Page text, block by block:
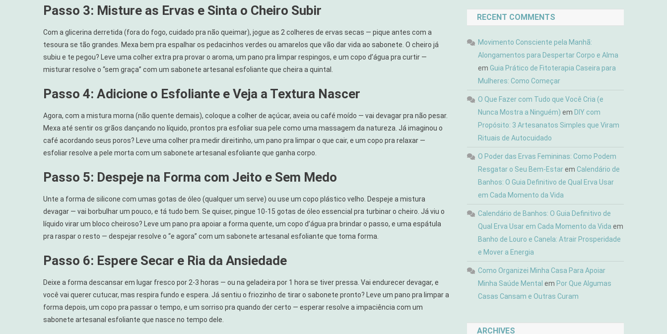
Passo 3: Misture as Ervas e Sinta o Cheiro Subir
Com a glicerina derretida (fora do fogo, cuidado pra não queimar), jogue as 2 colheres de ervas secas — pique antes com a
tesoura se tão grandes. Mexa bem pra espalhar os pedacinhos verdes ou amarelos que vão dar vida ao sabonete. O cheiro já
subiu e te pegou? Leve uma colher extra pra provar o aroma, um pano pra limpar respingos, e um copo d’água pra curtir —
misturar resolve o “sem graça” com um sabonete artesanal esfoliante que cheira a quintal.
Passo 4: Adicione o Esfoliante e Veja a Textura Nascer
Agora, com a mistura morna (não quente demais), coloque a colher de açúcar, aveia ou café moído — vai devagar pra não pesar.
Mexa até sentir os grãos dançando no líquido, prontos pra esfoliar sua pele como uma massagem da natureza. Já imaginou o
café acordando seus poros? Leve uma colher pra medir direitinho, um pano pra limpar o que cair, e um copo pra relaxar —
esfoliar resolve a pele morta com um sabonete artesanal esfoliante que ganha corpo.
Passo 5: Despeje na Forma com Jeito e Sem Medo
Unte a forma de silicone com umas gotas de óleo (qualquer um serve) ou use um copo plástico velho. Despeje a mistura
devagar — vai borbulhar um pouco, e tá tudo bem. Se quiser, pingue 10-15 gotas de óleo essencial pra turbinar o cheiro. Já viu o
líquido virar um bloco cheiroso? Leve um pano pra apoiar a forma quente, um copo d’água pra brindar o passo, e uma espátula
pra raspar o resto — despejar resolve o “e agora” com um sabonete artesanal esfoliante que toma forma.
Passo 6: Espere Secar e Ria da Ansiedade
Deixe a forma descansar em lugar fresco por 2-3 horas — ou na geladeira por 1 hora se tiver pressa. Vai endurecer devagar, e
você vai querer cutucar, mas respira fundo e espera. Já sentiu o friozinho de tirar o sabonete pronto? Leve um pano pra limpar a
forma depois, um copo pra passar o tempo, e um sorriso pra quando der certo — esperar resolve a impaciência com um
sabonete artesanal esfoliante que nasce no tempo dele.
RECENT COMMENTS
Movimento Consciente pela Manhã:
Alongamentos para Despertar Corpo e Alma
emGuia Prático de Fitoterapia Caseira para
Mulheres: Como Começar
O Que Fazer com Tudo que Você Cria (e
Nunca Mostra a Ninguém) em DIY com
Propósito: 3 Artesanatos Simples que Viram
Rituais de Autocuidado
O Poder das Ervas Femininas: Como Podem
Resgatar o Seu Bem-EstaremCalendário de
Banhos: O Guia Definitivo de Qual Erva Usar
em Cada Momento da Vida
Calendário de Banhos: O Guia Definitivo de
Qual Erva Usar em Cada Momento da Vida em
Banho de Louro e Canela: Atrair Prosperidade
e Mover a Energia
Como Organizei Minha Casa Para Apoiar
Minha Saúde Mental em Por Que Algumas
Casas Cansam e Outras Curam
ARCHIVES